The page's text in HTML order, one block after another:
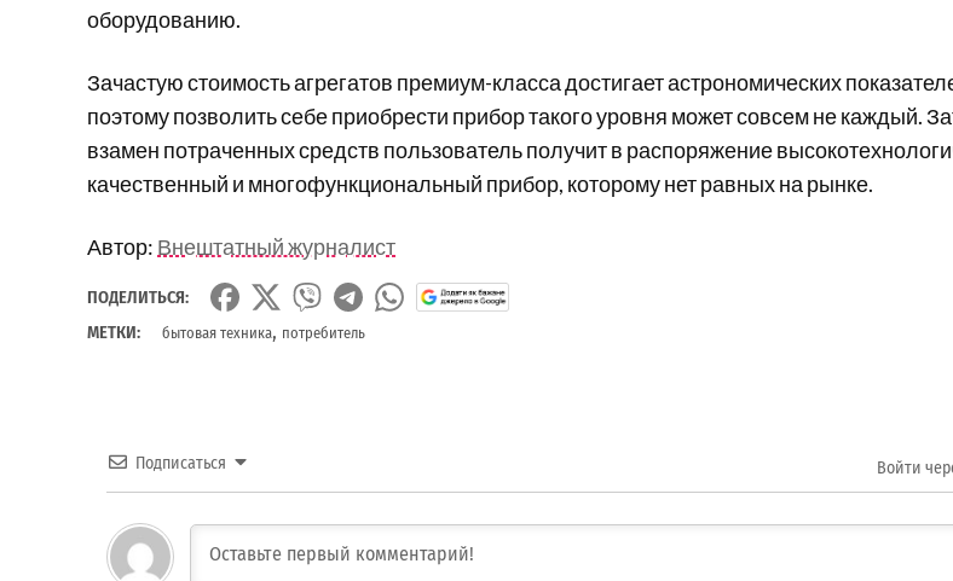
оборудованию.
Зачастую стоимость агрегатов премиум-класса достигает астрономических
поэтому позволить себе приобрести прибор такого уровня может совсем не каждый.
взамен потраченных средств пользователь получит в распоряжение
качественный и многофункциональный прибор, которому нет равных на рынке.
Автор: Внештатный журналист
ПОДЕЛИТЬСЯ:
МЕТКИ:
бытовая техника, потребитель
Подписаться Войти